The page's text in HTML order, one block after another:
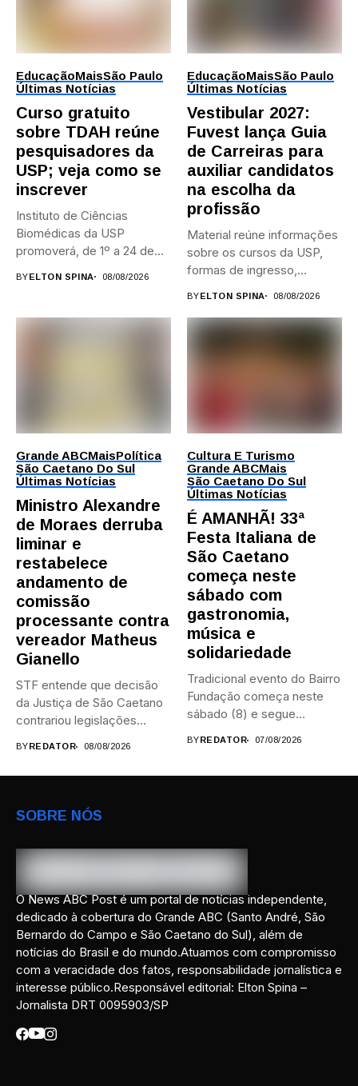
EducaçãoMaisSão Paulo
Últimas Notícias
Curso gratuito
sobre TDAH reúne
pesquisadores da
USP; veja como se
inscrever
Instituto de Ciências
Biomédicas da USP
promoverá, de 1º a 24 de...
BYELTON SPINA 08/08/2026
EducaçãoMaisSão Paulo
Últimas Notícias
Vestibular 2027:
Fuvest lança Guia
de Carreiras para
auxiliar candidatos
na escolha da
profissão
Material reúne informações
sobre os cursos da USP,
formas de ingresso,
BYELTON SPINA 08/08/2026
Grande ABCMaisPolítica
São Caetano Do Sul
Últimas Notícias
Ministro Alexandre
de Moraes derruba
liminar e
restabelece
andamento de
comissão
processante contra
vereador Matheus
Gianello
STF entende que decisão
da Justiça de São Caetano
contrariou legislações
BY REDATOR 08/08/2026
Cultura E Turismo
Grande ABCMais
São Caetano Do Sul
Últimas Notícias
É AMANHÃ! 33ª
Festa Italiana de
São Caetano
começa neste
sábado com
gastronomia,
música e
solidariedade
Tradicional evento do Bairro
Fundação começa neste
sábado (8) e segue
BY REDATOR 07/08/2026
SOBRE NÓS
O News ABC Post é um portal de notícias independente,
dedicado à cobertura do Grande ABC (Santo André, São
Bernardo do Campo e São Caetano do Sul), além de
notícias do Brasil e do mundo.Atuamos com compromisso
com a veracidade dos fatos, responsabilidade jornalística e
interesse público.Responsável editorial: Elton Spina –
Jornalista DRT 0095903/SP